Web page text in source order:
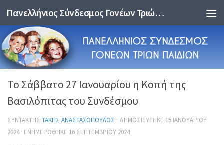
Skip to content Πανελλήνιος Σύνδεσμος Γονέων Τριών Παιδιών
Το Σάββατο 27 Ιανουαρίου η Κοπή της
Βασιλόπιτας του Συνδέσμου
ΣΥΝΤΆΚΤΗΣ ΤΆΚΗΣ ΑΝΑΣΤΑΣΌΠΟΥΛΟΣ · ΔΗΜΟΣΙΕΎΤΗΚΕ 15 ΙΑΝΟΥΑΡΊΟΥ
2024· ΕΝΗΜΕΡΏΘΗΚΕ 16 ΣΕΠΤΕΜΒΡΊΟΥ 2024